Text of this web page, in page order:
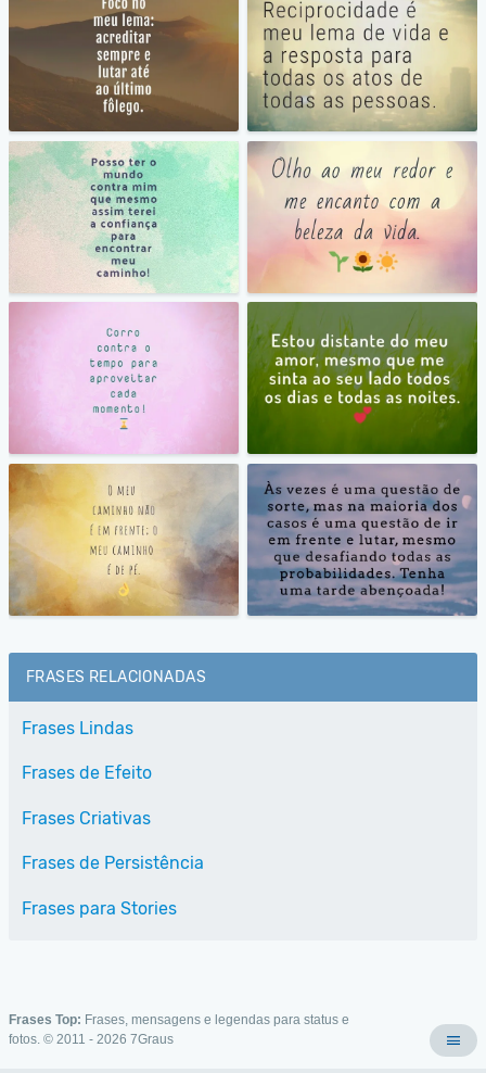
FRASES RELACIONADAS
Frases Lindas
Frases de Efeito
Frases Criativas
Frases de Persistência
Frases para Stories
Frases Top: Frases, mensagens e legendas para status e
fotos. © 2011 - 2026 7Graus